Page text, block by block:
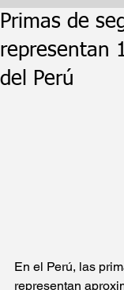
Primas de
representan
del Perú
En el Perú, las
representan